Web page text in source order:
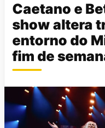
Caetano e
show altera
entorno do
fim de